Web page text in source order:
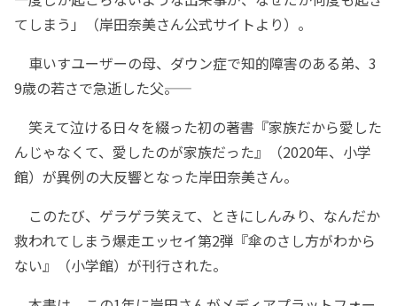
てしまう」（岸田奈美さん公式サイトより）。
車いすユーザーの母、ダウン症で知的障害のある弟、3
9歳の若さで急逝した父――。
笑えて泣ける日々を綴った初の著書『家族だから愛した
んじゃなくて、愛したのが家族だった』（2020年、小学
館）が異例の大反響となった岸田奈美さん。
このたび、ゲラゲラ笑えて、ときにしんみり、なんだか
救われてしまう爆走エッセイ第2弾『傘のさし方がわから
ない』（小学館）が刊行された。